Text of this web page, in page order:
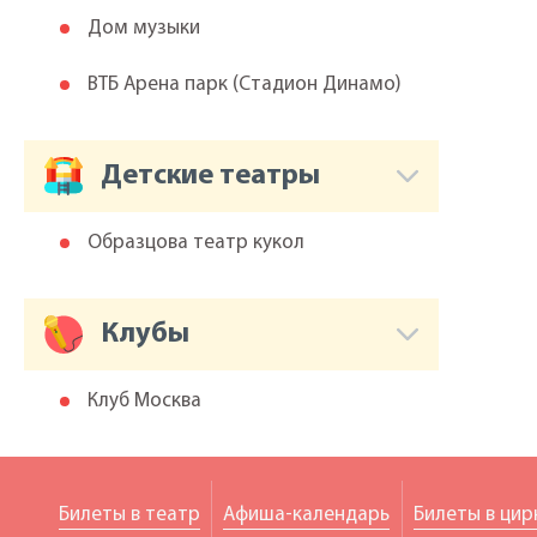
Дом музыки
ВТБ Арена парк (Cтадион Динамо)
Детские театры
Образцова театр кукол
Клубы
Клуб Москва
Билеты в театр Афиша-календарь Билеты в